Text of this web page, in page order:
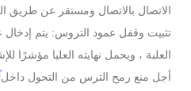
الاتصال بالاتصال ومستقر عن طريق
تثبيت وقفل عمود التروس: يتم
العلبة ، ويحمل نهايته العليا مؤشرًا
أجل منع رمح الترس من التحول داخل